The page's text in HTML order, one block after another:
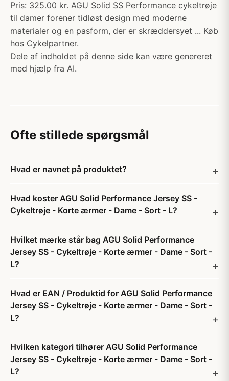
Pris: 325.00 kr. AGU Solid SS Performance cykeltrøje
til damer forener tidløst design med moderne
materialer og en pasform, der er skræddersyet ... Køb
hos Cykelpartner.
Dele af indholdet på denne side kan være genereret
med hjælp fra AI.
Ofte stillede spørgsmål
Hvad er navnet på produktet?
Hvad koster AGU Solid Performance Jersey SS -
Cykeltrøje - Korte ærmer - Dame - Sort - L?
Hvilket mærke står bag AGU Solid Performance
Jersey SS - Cykeltrøje - Korte ærmer - Dame - Sort -
L?
Hvad er EAN / Produktid for AGU Solid Performance
Jersey SS - Cykeltrøje - Korte ærmer - Dame - Sort -
L?
Hvilken kategori tilhører AGU Solid Performance
Jersey SS - Cykeltrøje - Korte ærmer - Dame - Sort -
L?